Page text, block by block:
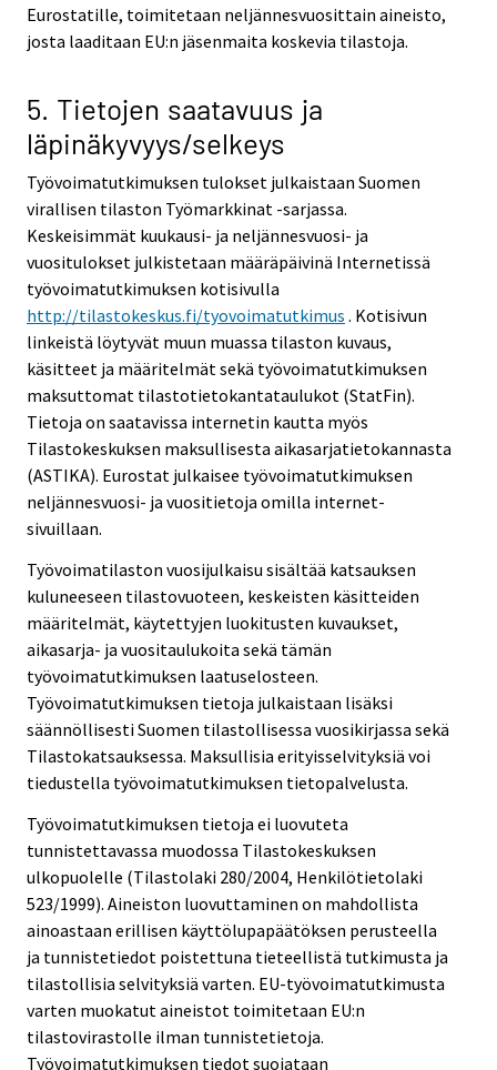
Eurostatille, toimitetaan neljännesvuosittain aineisto,
josta laaditaan EU:n jäsenmaita koskevia tilastoja.
5. Tietojen saatavuus ja
läpinäkyvyys/selkeys
Työvoimatutkimuksen tulokset julkaistaan Suomen
virallisen tilaston Työmarkkinat -sarjassa.
Keskeisimmät kuukausi- ja neljännesvuosi- ja
vuositulokset julkistetaan määräpäivinä Internetissä
työvoimatutkimuksen kotisivulla
http://tilastokeskus.fi/tyovoimatutkimus . Kotisivun
linkeistä löytyvät muun muassa tilaston kuvaus,
käsitteet ja määritelmät sekä työvoimatutkimuksen
maksuttomat tilastotietokantataulukot (StatFin).
Tietoja on saatavissa internetin kautta myös
Tilastokeskuksen maksullisesta aikasarjatietokannasta
(ASTIKA). Eurostat julkaisee työvoimatutkimuksen
neljännesvuosi- ja vuositietoja omilla internet-
sivuillaan.
Työvoimatilaston vuosijulkaisu sisältää katsauksen
kuluneeseen tilastovuoteen, keskeisten käsitteiden
määritelmät, käytettyjen luokitusten kuvaukset,
aikasarja- ja vuositaulukoita sekä tämän
työvoimatutkimuksen laatuselosteen.
Työvoimatutkimuksen tietoja julkaistaan lisäksi
säännöllisesti Suomen tilastollisessa vuosikirjassa sekä
Tilastokatsauksessa. Maksullisia erityisselvityksiä voi
tiedustella työvoimatutkimuksen tietopalvelusta.
Työvoimatutkimuksen tietoja ei luovuteta
tunnistettavassa muodossa Tilastokeskuksen
ulkopuolelle (Tilastolaki 280/2004, Henkilötietolaki
523/1999). Aineiston luovuttaminen on mahdollista
ainoastaan erillisen käyttölupapäätöksen perusteella
ja tunnistetiedot poistettuna tieteellistä tutkimusta ja
tilastollisia selvityksiä varten. EU-työvoimatutkimusta
varten muokatut aineistot toimitetaan EU:n
tilastovirastolle ilman tunnistetietoja.
Työvoimatutkimuksen tiedot suojataan